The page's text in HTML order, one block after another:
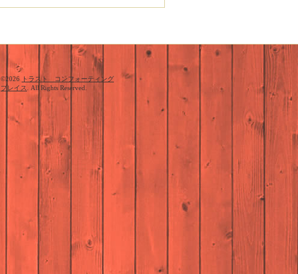
©2026 トラスト コンフォーティング
プレイス
. All Rights Reserved.